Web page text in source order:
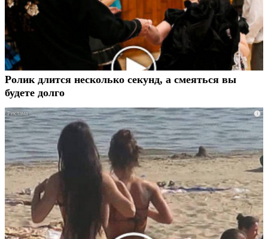
Ролик длится несколько секунд, а смеяться вы
будете долго
i